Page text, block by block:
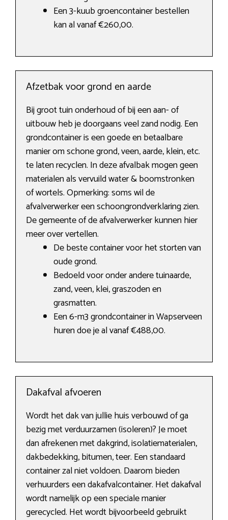
Een 3-kuub groencontainer bestellen
kan al vanaf €260,00.
Afzetbak voor grond en aarde
Bij groot tuin onderhoud of bij een aan- of
uitbouw heb je doorgaans veel zand nodig. Een
grondcontainer is een goede en betaalbare
manier om schone grond, veen, aarde, klein, etc.
te laten recyclen. In deze afvalbak mogen geen
materialen als vervuild water & boomstronken
of wortels. Opmerking: soms wil de
afvalverwerker een schoongrondverklaring zien.
De gemeente of de afvalverwerker kunnen hier
meer over vertellen.
De beste container voor het storten van
oude grond.
Bedoeld voor onder andere tuinaarde,
zand, veen, klei, graszoden en
grasmatten.
Een 6-m3 grondcontainer in Wapserveen
huren doe je al vanaf €488,00.
Dakafval afvoeren
Wordt het dak van jullie huis verbouwd of ga
bezig met verduurzamen (isoleren)? Je moet
dan afrekenen met dakgrind, isolatiematerialen,
dakbedekking, bitumen, teer. Een standaard
container zal niet voldoen. Daarom bieden
verhuurders een dakafvalcontainer. Het dakafval
wordt namelijk op een speciale manier
gerecycled. Het wordt bijvoorbeeld gebruikt